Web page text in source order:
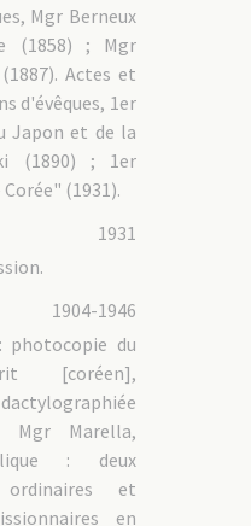
Mgr Berneux
(1858) ; Mgr
Actes et
d'évêques, 1er
Japon et de la
(1890) ; 1er
(1931).
1931
1904-1946
du
[coréen],
Mgr Marella,
: deux
et
en